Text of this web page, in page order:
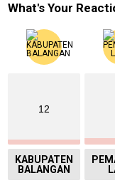
What's Your
12
KABUPATEN
BALANGAN